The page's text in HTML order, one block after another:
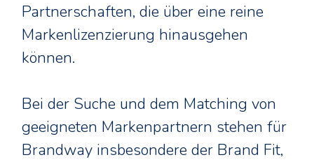
Partnerschaften, die über eine reine
Markenlizenzierung hinausgehen
können.
Bei der Suche und dem Matching von
geeigneten Markenpartnern stehen für
Brandway insbesondere der Brand Fit,